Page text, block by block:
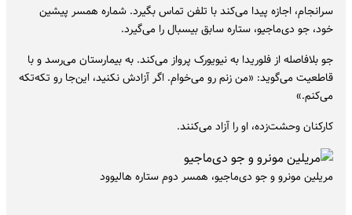
سرانجام، اجازه پیدا می‌کند با تلفن تماس بگیرد. شماره همسر پیشین
خود، جو دی‌ماجیو، ستاره سابق بیسبال را می‌گیرد.
جو بلافاصله از فلوریدا به نیویورک پرواز می‌کند. به بیمارستان می‌رسد و با
قاطعیت می‌گوید: «من زنم رو می‌خوام. اگر آزادش نکنید، این‌جا رو تکه‌تکه
می‌کنم.»
کارکنان وحشت‌زده، او را آزاد می‌کنند.
مریلین مونرو و جو دی‌ماجیو، همسر دوم ستاره هالیوود